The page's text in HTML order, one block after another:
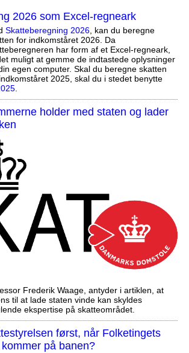
2026 som Excel-regneark
Skatteberegning 2026, kan du beregne
for indkomståret 2026. Da
har form af et Excel-regneark,
muligt at gemme de indtastede oplysninger
egen computer. Skal du beregne skatten
2025, skal du i stedet benytte
.
holder med staten og lader
Frederik Waage, antyder i artiklen, at
til at lade staten vinde kan skyldes
ekspertise på skatteområdet.
først, når Folketingets
på banen?